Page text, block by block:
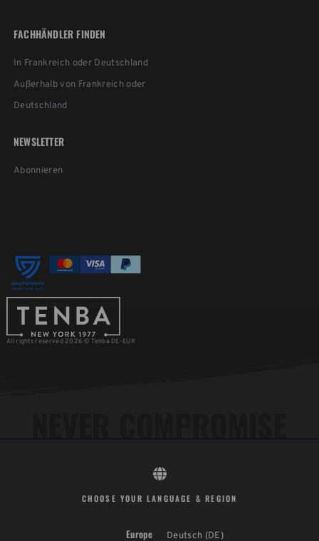
FACHHÄNDLER FINDEN
In Frankreich oder Deutschland
Außerhalb von Frankreich oder
Deutschland
NEWSLETTER
Abonnieren
All rights reserved 2026 © Tenba DE-EUR
CHOOSE YOUR LANGUAGE & REGION
Europe Deutsch (DE)